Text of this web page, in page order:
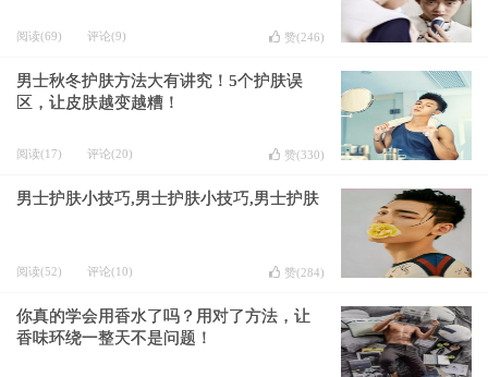
阅读(69) 评论(9) 赞(246)
男士秋冬护肤方法大有讲究！5个护肤误
区，让皮肤越变越糟！
阅读(17) 评论(20) 赞(330)
男士护肤小技巧,男士护肤小技巧,男士护肤
阅读(52) 评论(10) 赞(284)
你真的学会用香水了吗？用对了方法，让
香味环绕一整天不是问题！